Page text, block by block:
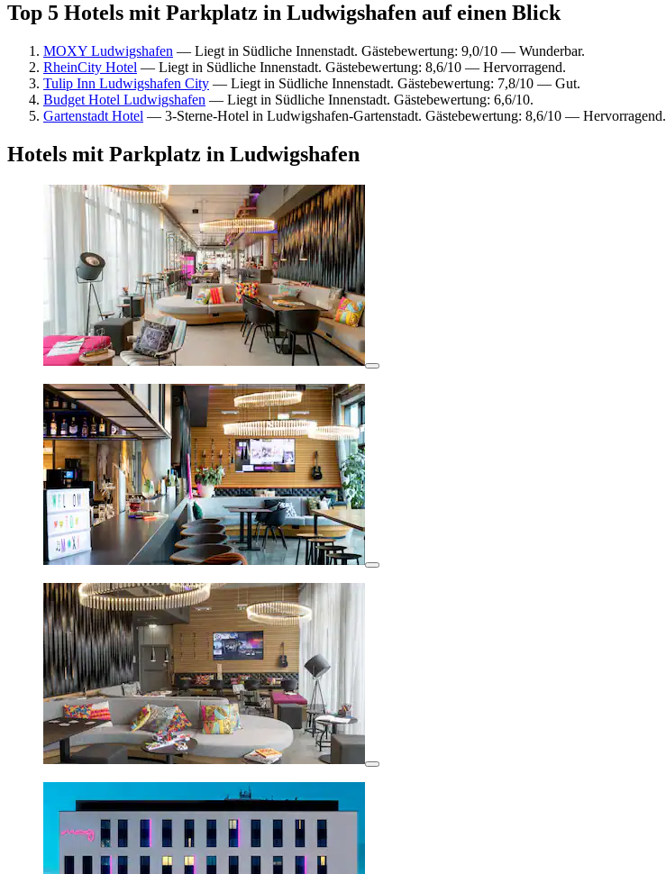
Top 5 Hotels mit Parkplatz in Ludwigshafen auf einen Blick
MOXY Ludwigshafen — Liegt in Südliche Innenstadt. Gästebewertung: 9,0/10 — Wunderbar.
RheinCity Hotel — Liegt in Südliche Innenstadt. Gästebewertung: 8,6/10 — Hervorragend.
Tulip Inn Ludwigshafen City — Liegt in Südliche Innenstadt. Gästebewertung: 7,8/10 — Gut.
Budget Hotel Ludwigshafen — Liegt in Südliche Innenstadt. Gästebewertung: 6,6/10.
Gartenstadt Hotel — 3-Sterne-Hotel in Ludwigshafen-Gartenstadt. Gästebewertung: 8,6/10 — Hervorragend.
Hotels mit Parkplatz in Ludwigshafen